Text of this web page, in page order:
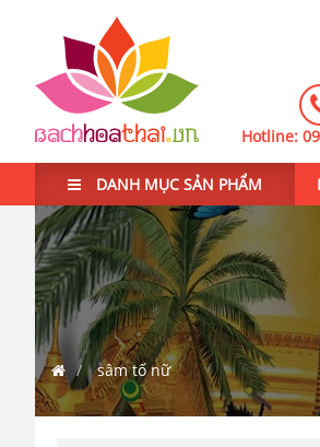
Hotline:
DANH MỤC SẢN PHẨM
sâm tố nữ